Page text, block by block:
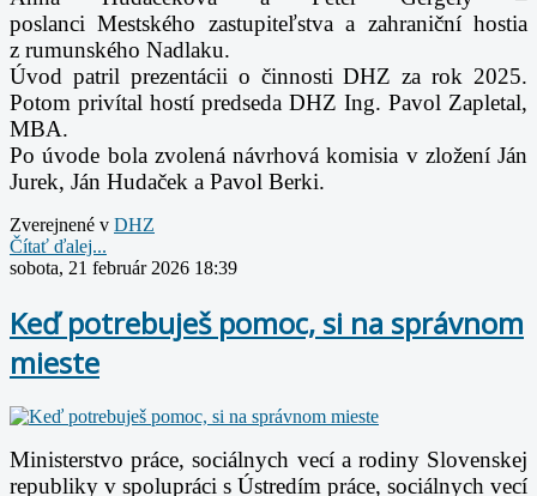
poslanciMestského zastupiteľstva a zahraniční hostia
z rumunského Nadlaku.
Úvod patril prezentácii o činnosti DHZ za rok 2025.
Potom privítal hostí predseda DHZ Ing. Pavol Zapletal,
MBA.
Po úvode bola zvolená návrhová komisia v zložení Ján
Jurek, Ján Hudaček a Pavol Berki.
Zverejnené v DHZ
Čítať ďalej...
sobota, 21 február 2026 18:39
Keď potrebuješ pomoc, si na správnom
mieste
Ministerstvo práce, sociálnych vecí a rodiny Slovenskej
republiky v spolupráci s Ústredím práce, sociálnych vecí